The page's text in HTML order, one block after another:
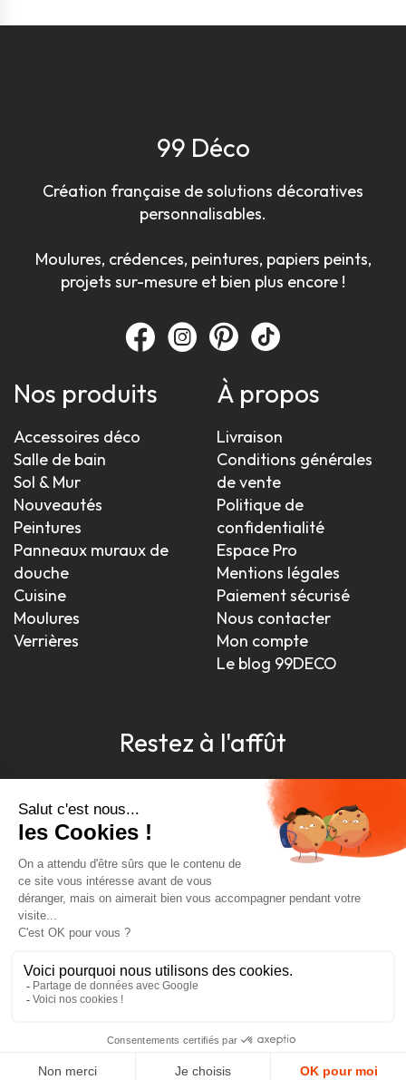
99 Déco
Création française de solutions décoratives
personnalisables.
Moulures, crédences, peintures, papiers peints,
projets sur-mesure et bien plus encore !
Nos produits
Accessoires déco
Salle de bain
Sol & Mur
Nouveautés
Peintures
Panneaux muraux de
douche
Cuisine
Moulures
Verrières
À propos
Livraison
Conditions générales
de vente
Politique de
confidentialité
Espace Pro
Mentions légales
Paiement sécurisé
Nous contacter
Mon compte
Le blog 99DECO
Restez à l'affût
Pour être toujours au courant, inscrivez-vous à
notre newsletter
J'accepte les conditions générales et la politique de
AVIS VÉRIFIÉS